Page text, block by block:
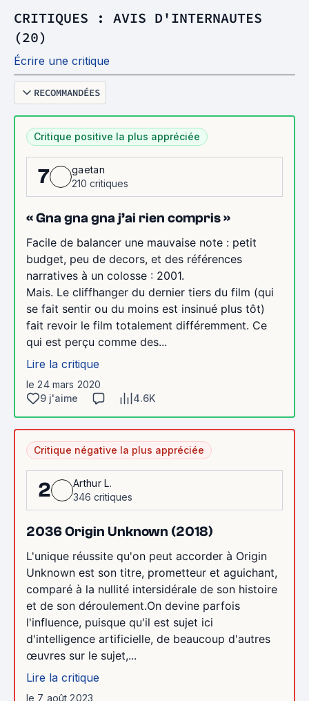
CRITIQUES : AVIS D'INTERNAUTES
(20)
Écrire une critique
RECOMMANDÉES
Critique positive la plus appréciée
7
gaetan
210 critiques
« Gna gna gna j’ai rien compris »
Facile de balancer une mauvaise note : petit
budget, peu de decors, et des références
narratives à un colosse : 2001.
Mais. Le cliffhanger du dernier tiers du film (qui
se fait sentir ou du moins est insinué plus tôt)
fait revoir le film totalement différemment. Ce
qui est perçu comme des...
Lire la critique
le 24 mars 2020
9 j'aime
4.6K
Critique négative la plus appréciée
2
Arthur L.
346 critiques
2036 Origin Unknown (2018)
L'unique réussite qu'on peut accorder à Origin
Unknown est son titre, prometteur et aguichant,
comparé à la nullité intersidérale de son histoire
et de son déroulement.On devine parfois
l'influence, puisque qu'il est sujet ici
d'intelligence artificielle, de beaucoup d'autres
œuvres sur le sujet,...
Lire la critique
le 7 août 2023